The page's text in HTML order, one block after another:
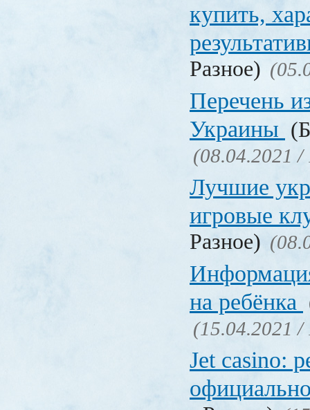
купить,
Разное)
Перечень
Украины
(08.04.2021 /
Лучшие
игровые
Разное)
на ребёнка
(15.04.2021 /
Jet casino: